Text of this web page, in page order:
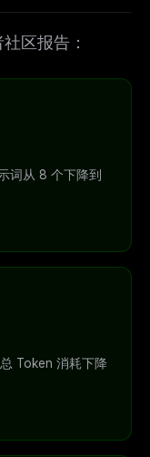
区报告：
词从 8 个下降到
Token 消耗下降